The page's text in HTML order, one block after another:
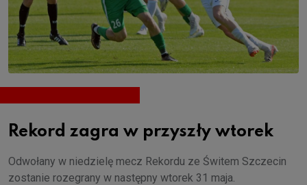
Rekord zagra w przyszły wtorek
Odwołany w niedzielę mecz Rekordu ze Świtem Szczecin
zostanie rozegrany w następny wtorek 31 maja.